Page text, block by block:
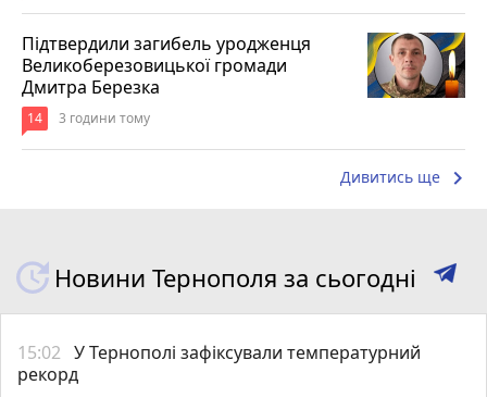
Підтвердили загибель уродженця
Великоберезовицької громади
Дмитра Березка
14 3 години тому
Дивитись ще keyboard_arrow_right
Новини Тернополя за сьогодні
15:02 У Тернополі зафіксували температурний
рекорд